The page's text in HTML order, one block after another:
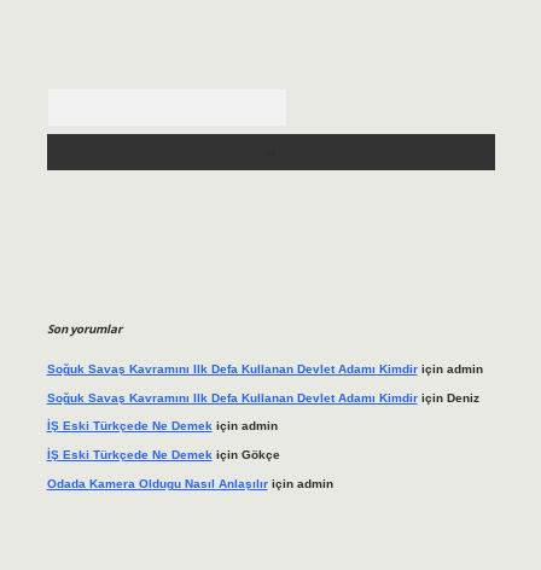
Son yorumlar
Soğuk Savaş Kavramını Ilk Defa Kullanan Devlet Adamı Kimdiriçin admin
Soğuk Savaş Kavramını Ilk Defa Kullanan Devlet Adamı Kimdiriçin Deniz
İŞ Eski Türkçede Ne Demekiçin admin
İŞ Eski Türkçede Ne Demek için Gökçe
Odada Kamera Oldugu Nasıl Anlaşılıriçin admin